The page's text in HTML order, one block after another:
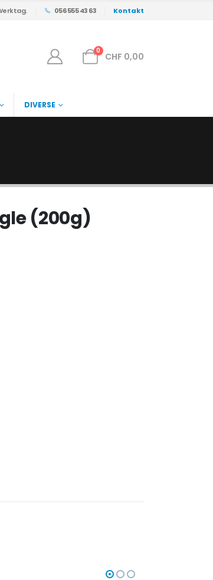
056 555 43 63 Kontakt
0
CHF 0,00
DIVERSE
(200g)